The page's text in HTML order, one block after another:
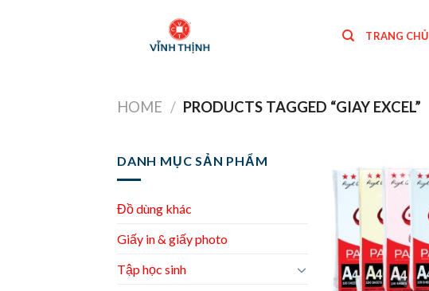
TRANG CHỦ
HOME / PRODUCTS TAGGED “GIAY EXCEL”
DANH MỤC SẢN PHẨM
Đồ dùng khác
Giấy in & giấy photo
Tập học sinh